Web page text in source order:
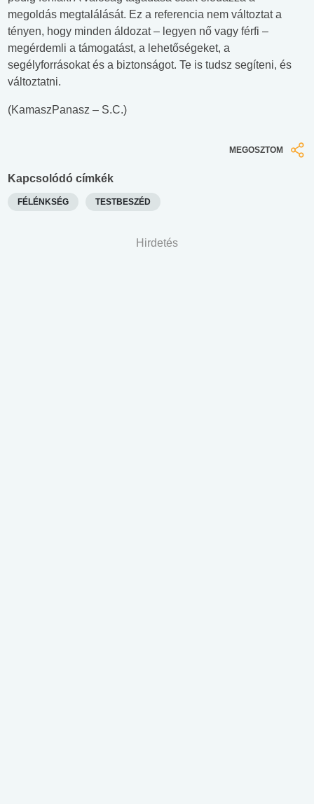
megoldás megtalálását. Ez a referencia nem változtat a
tényen, hogy minden áldozat – legyen nő vagy férfi –
megérdemli a támogatást, a lehetőségeket, a
segélyforrásokat és a biztonságot. Te is tudsz segíteni, és
változtatni.
(KamaszPanasz – S.C.)
MEGOSZTOM
Kapcsolódó címkék
FÉLÉNKSÉG TESTBESZÉD
Hirdetés